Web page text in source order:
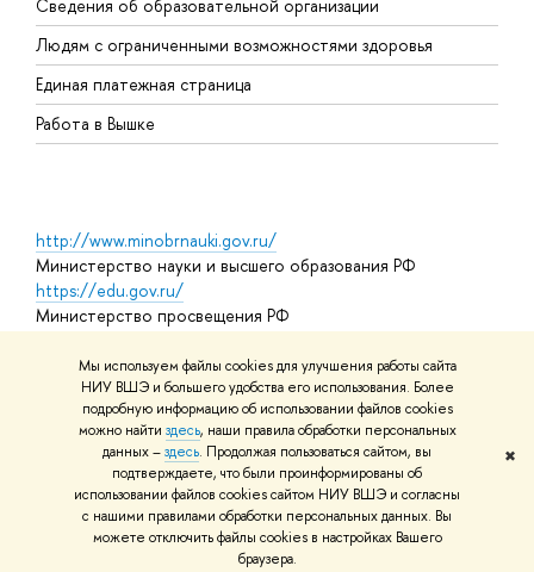
Мы используем файлы cookies для улучшения работы сайта
НИУ ВШЭ и большего удобства его использования. Более
подробную информацию об использовании файлов cookies
можно найти здесь, наши правила обработки персональных
данных –здесь. Продолжая пользоваться сайтом, вы
подтверждаете, что были проинформированы об
использовании файлов cookies сайтом НИУ ВШЭ и согласны
с нашими правилами обработки персональных данных. Вы
можете отключить файлы cookies в настройках Вашего
браузера.
✖
Сведения об образовательной организации
Людям с ограниченными возможностями здоровья
Единая платежная страница
Работа в Вышке
http://www.minobrnauki.gov.ru/
Министерство науки и высшего образования РФ
https://edu.gov.ru/
Министерство просвещения РФ
Массовые открытые онлайн-курсы
© НИУ ВШЭ 1993–2026 Адреса и контактыУсловия
использования материаловПолитика конфиденциальности
Шрифты HSE Sans и HSE Slab разработаны в
Школе дизайна НИУ